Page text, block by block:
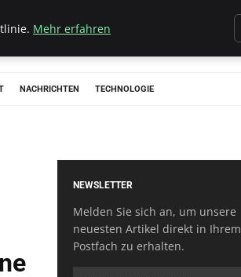
NACHRICHTEN TECHNOLOGIE
NEWSLETTER
Melden Sie sich an, um unsere
neuesten Artikel direkt in Ihrem
Postfach zu erhalten.
Mehr erfahren